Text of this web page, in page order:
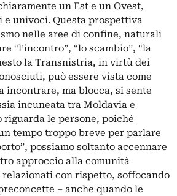
un Est e un Ovest,
univoci. Questa prospettiva
nelle aree di confine, naturali
“l’incontro”, “lo scambio”, “la
la Transnistria, in virtù dei
può essere vista come
incontrare, ma blocca, si sente
incuneata tra Moldavia e
riguarda le persone, poiché
tempo troppo breve per parlare
possiamo soltanto accennare
approccio alla comunità
relazionati con rispetto, soffocando
‒ anche quando le